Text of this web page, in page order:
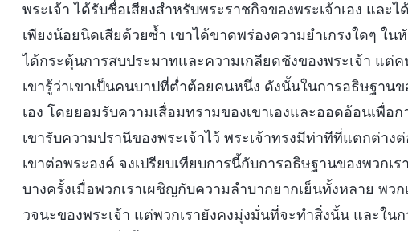
พระเจ้า ได้รับชื่อเสียงสำหรับพระราชกิจของพระเจ้าเอง แล
เพียงน้อยนิดเสียด้วยซ้ำ เขาได้ขาดพร่องความยำเกรงใดๆ ใน
ได้กระตุ้นการสบประมาทและความเกลียดชังของพระเจ้า แ
เขารู้ว่าเขาเป็นคนบาปที่ต่ำต้อยคนหนึ่ง ดังนั้นในการอธิษฐานข
เอง โดยยอมรับความเสื่อมทรามของเขาเองและออดอ้อนเพื่อ
เขารับความปรานีของพระเจ้าไว้ พระเจ้าทรงมีท่าทีที่แตกต่า
เขาต่อพระองค์ จงเปรียบเทียบการนี้กับการอธิษฐานของพวกเ
บางครั้งเมื่อพวกเราเผชิญกับความลำบากยากเย็นทั้งหลาย พว
วจนะของพระเจ้า แต่พวกเรายังคงมุ่งมั่นที่จะทำสิ่งนั้น และใน